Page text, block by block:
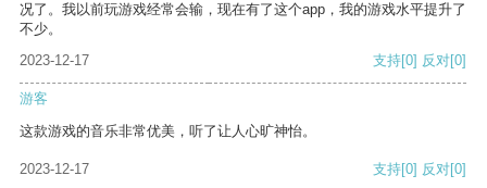
况了。我以前玩游戏经常会输，现在有了这个app，我的游戏水平提升了
不少。
2023-12-17
支持[0] 反对[0]
游客
这款游戏的音乐非常优美，听了让人心旷神怡。
2023-12-17 支持[0] 反对[0]